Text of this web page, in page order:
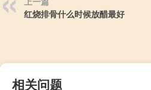
红烧排骨什么时候放醋最好
相关问题